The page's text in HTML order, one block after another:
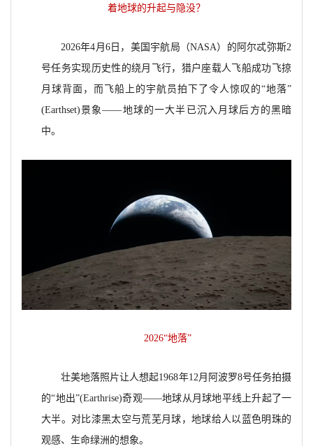
着地球的升起与隐没？
2026年4月6日，美国宇航局（NASA）的阿尔忒弥斯2
号任务实现历史性的绕月飞行，猎户座载人飞船成功飞掠
月球背面，而飞船上的宇航员拍下了令人惊叹的“地落”
(Earthset)景象——地球的一大半已沉入月球后方的黑暗
中。
2026“地落”
壮美地落照片让人想起1968年12月阿波罗8号任务拍摄
的“地出”(Earthrise)奇观——地球从月球地平线上升起了一
大半。对比漆黑太空与荒芜月球，地球给人以蓝色明珠的
观感、生命绿洲的想象。